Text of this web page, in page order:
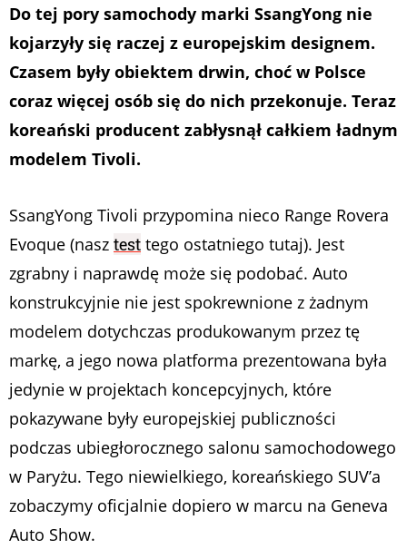
Do tej pory samochody marki SsangYong nie
kojarzyły się raczej z europejskim designem.
Czasem były obiektem drwin, choć w Polsce
coraz więcej osób się do nich przekonuje. Teraz
koreański producent zabłysnął całkiem ładnym
modelem Tivoli.
SsangYong Tivoli przypomina nieco Range Rovera
Evoque (nasz test tego ostatniego tutaj). Jest
zgrabny i naprawdę może się podobać. Auto
konstrukcyjnie nie jest spokrewnione z żadnym
modelem dotychczas produkowanym przez tę
markę, a jego nowa platforma prezentowana była
jedynie w projektach koncepcyjnych, które
pokazywane były europejskiej publiczności
podczas ubiegłorocznego salonu samochodowego
w Paryżu. Tego niewielkiego, koreańskiego SUV’a
zobaczymy oficjalnie dopiero w marcu na Geneva
Auto Show.